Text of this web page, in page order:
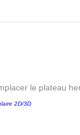
le plateau
2D/3D